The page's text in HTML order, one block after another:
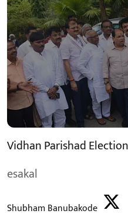
Vidhan Parishad Election
esakal
Shubham Banubakode